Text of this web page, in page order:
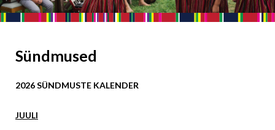
Sündmused
2026 SÜNDMUSTE KALENDER
JUULI